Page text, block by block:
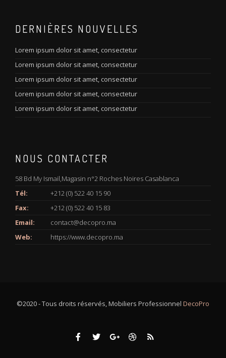
DERNIÈRES NOUVELLES
Lorem ipsum dolor sit amet, consectetur
Lorem ipsum dolor sit amet, consectetur
Lorem ipsum dolor sit amet, consectetur
Lorem ipsum dolor sit amet, consectetur
Lorem ipsum dolor sit amet, consectetur
NOUS CONTACTER
58 Bd My Ismail,Magasin n°2 Roches Noires Casablanca
Tél:
+212 (0) 522 40 15 90
Fax:
+212 (0) 522 40 15 83
Email:
contact@decopro.ma
Web:
https://www.decopro.ma
©2020 - Tous droits réservés, Mobiliers Professionnel DecoPro